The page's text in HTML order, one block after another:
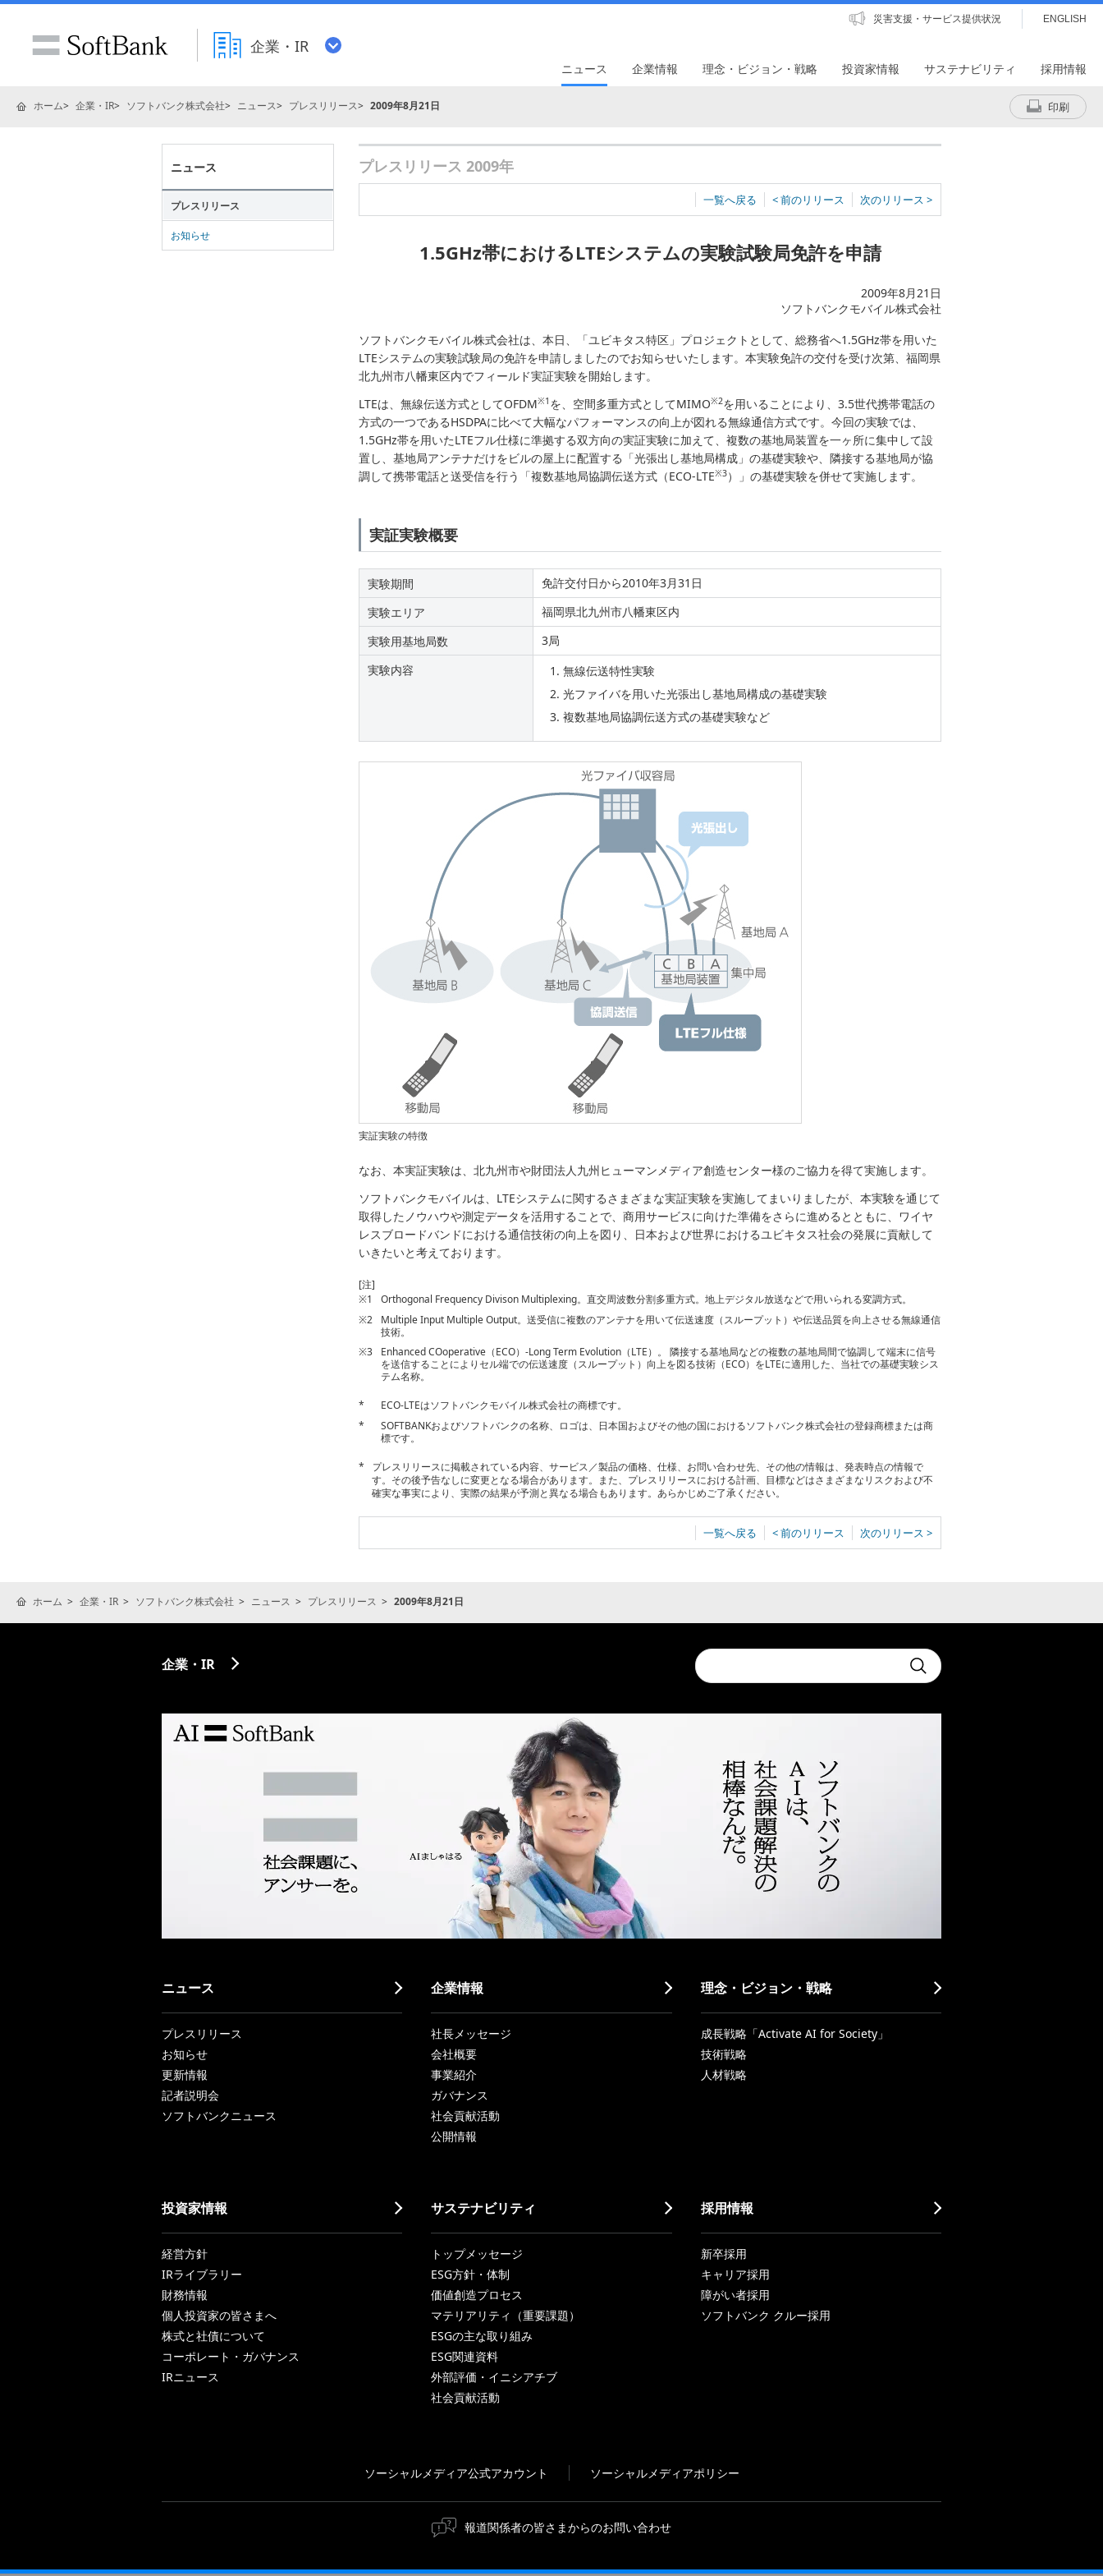
企業・IR
災害支援・サービス提供状況 ENGLISH
ニュース 企業情報 理念・ビジョン・戦略 投資家情報 サステナビリティ 採用情報
ホーム 企業・IR ソフトバンク株式会社 ニュース プレスリリース 2009年8月21日 印刷
プレスリリース 2009年
一覧へ戻る < 前のリリース 次のリリース >
1.5GHz帯におけるLTEシステムの実験試験局免許を申請
2009年8月21日
ソフトバンクモバイル株式会社
ソフトバンクモバイル株式会社は、本日、「ユビキタス特区」プロジェクトとして、総務省へ1.5GHz帯を用いた
LTEシステムの実験試験局の免許を申請しましたのでお知らせいたします。本実験免許の交付を受け次第、福岡県
北九州市八幡東区内でフィールド実証実験を開始します。
LTEは、無線伝送方式としてOFDM※1 を、空間多重方式としてMIMO※2を用いることにより、3.5世代携帯電話の
方式の一つであるHSDPAに比べて大幅なパフォーマンスの向上が図れる無線通信方式です。今回の実験では、
1.5GHz帯を用いたLTEフル仕様に準拠する双方向の実証実験に加えて、複数の基地局装置を一ヶ所に集中して設
置し、基地局アンテナだけをビルの屋上に配置する「光張出し基地局構成」の基礎実験や、隣接する基地局が協
調して携帯電話と送受信を行う「複数基地局協調伝送方式（ECO-LTE※3）」の基礎実験を併せて実施します。
実証実験概要
実験期間
免許交付日から2010年3月31日
実験エリア
福岡県北九州市八幡東区内
実験用基地局数
3局
実験内容
無線伝送特性実験
光ファイバを用いた光張出し基地局構成の基礎実験
複数基地局協調伝送方式の基礎実験など
実証実験の特徴
なお、本実証実験は、北九州市や財団法人九州ヒューマンメディア創造センター様のご協力を得て実施します。
ソフトバンクモバイルは、LTEシステムに関するさまざまな実証実験を実施してまいりましたが、本実験を通じて
取得したノウハウや測定データを活用することで、商用サービスに向けた準備をさらに進めるとともに、ワイヤ
レスブロードバンドにおける通信技術の向上を図り、日本および世界におけるユビキタス社会の発展に貢献して
いきたいと考えております。
[注]
※1
Orthogonal Frequency Divison Multiplexing。直交周波数分割多重方式。地上デジタル放送などで用いられる変調方式。
※2
Multiple Input Multiple Output。送受信に複数のアンテナを用いて伝送速度（スループット）や伝送品質を向上させる無線通信
技術。
※3
Enhanced COoperative（ECO）-Long Term Evolution（LTE）。 隣接する基地局などの複数の基地局間で協調して端末に信号
を送信することによりセル端での伝送速度（スループット）向上を図る技術（ECO）をLTEに適用した、当社での基礎実験シス
テム名称。
*
ECO-LTEはソフトバンクモバイル株式会社の商標です。
*
SOFTBANKおよびソフトバンクの名称、ロゴは、日本国およびその他の国におけるソフトバンク株式会社の登録商標または商
標です。
*
プレスリリースに掲載されている内容、サービス／製品の価格、仕様、お問い合わせ先、その他の情報は、発表時点の情報で
す。その後予告なしに変更となる場合があります。また、プレスリリースにおける計画、目標などはさまざまなリスクおよび不
確実な事実により、実際の結果が予測と異なる場合もあります。あらかじめご了承ください。
一覧へ戻る < 前のリリース 次のリリース >
ニュース
プレスリリース
お知らせ
ホーム 企業・IR ソフトバンク株式会社 ニュース プレスリリース 2009年8月21日
Conduct
a
search
Submit
企業・IR
ニュース
プレスリリース
お知らせ
更新情報
記者説明会
ソフトバンクニュース
企業情報
社長メッセージ
会社概要
事業紹介
ガバナンス
社会貢献活動
公開情報
理念・ビジョン・戦略
成長戦略「Activate AI for Society」
技術戦略
人材戦略
投資家情報
経営方針
IRライブラリー
財務情報
個人投資家の皆さまへ
株式と社債について
コーポレート・ガバナンス
IRニュース
サステナビリティ
トップメッセージ
ESG方針・体制
価値創造プロセス
マテリアリティ（重要課題）
ESGの主な取り組み
ESG関連資料
外部評価・イニシアチブ
社会貢献活動
採用情報
新卒採用
キャリア採用
障がい者採用
ソフトバンク クルー採用
ソーシャルメディア公式アカウント ソーシャルメディアポリシー
報道関係者の皆さまからのお問い合わせ